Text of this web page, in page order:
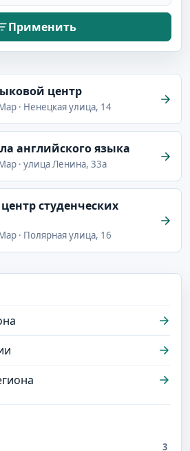
Применить
центр
· Ненецкая улица, 14
английского языка
· улица Ленина, 33а
студенческих
· Полярная улица, 16
3